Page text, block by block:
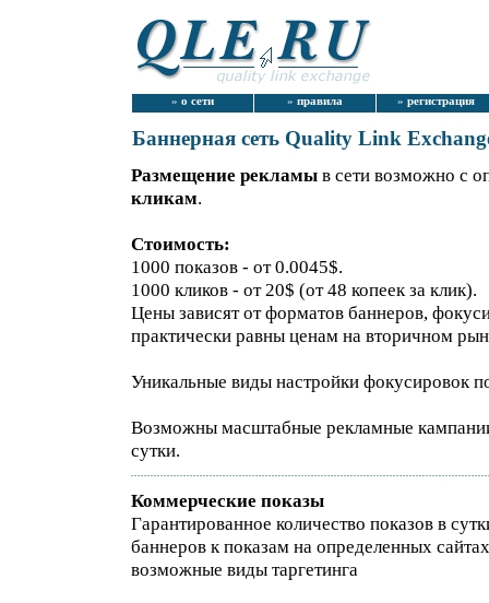
» о сети » правила » регистрация
Баннерная сеть Quality Link
Размещение рекламы в сети возможно с
кликам.
Стоимость:
1000 показов - от 0.0045$.
1000 кликов - от 20$ (от 48 копеек за клик).
Цены зависят от форматов баннеров,
практически равны ценам на вторичном
Уникальные виды настройки фокусировок
Возможны масштабные рекламные
сутки.
Коммерческие показы
Гарантированное количество показов в
баннеров к показам на определенных
возможные виды таргетинга